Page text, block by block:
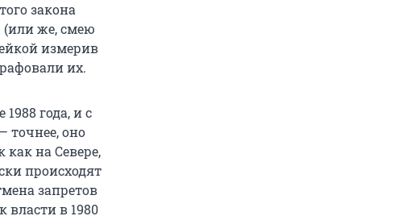
закона
же, смею
измерив
их.
года, и с
точнее, оно
как на Севере,
происходят
запретов
власти в 1980